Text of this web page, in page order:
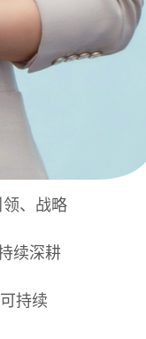
、战略
续深耕
持续